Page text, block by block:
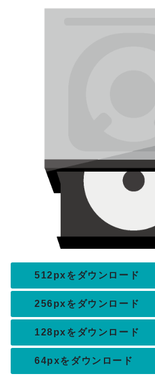
512pxをダウンロード
256pxをダウンロード
128pxをダウンロード
64pxをダウンロード